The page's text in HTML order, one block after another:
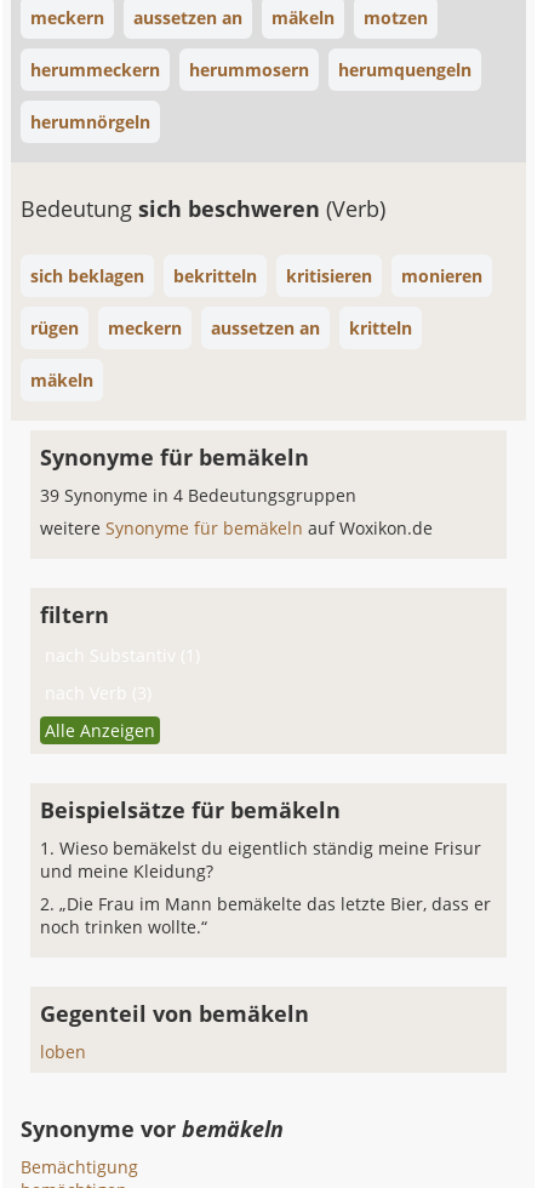
meckern aussetzen an mäkeln motzen
herummeckern herummosern herumquengeln
herumnörgeln
Bedeutungsich beschweren(Verb)
sich beklagen bekritteln kritisieren monieren
rügen meckern aussetzen an kritteln
mäkeln
Synonyme für bemäkeln
39 Synonyme in 4 Bedeutungsgruppen
weitereSynonyme für bemäkelnauf Woxikon.de
filtern
nach Substantiv (1)
nach Verb (3)
Alle Anzeigen
Beispielsätze für bemäkeln
Wieso bemäkelst du eigentlich ständig meine Frisur
und meine Kleidung?
„Die Frau im Mann bemäkelte das letzte Bier, dass er
noch trinken wollte.“
Gegenteil von bemäkeln
loben
Synonyme vorbemäkeln
Bemächtigung